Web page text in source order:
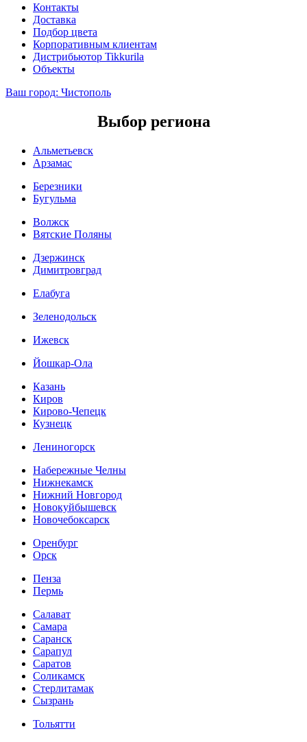
Контакты
Доставка
Подбор цвета
Корпоративным клиентам
Дистрибьютор Tikkurila
Объекты
Ваш город: Чистополь
Выбор региона
Альметьевск
Арзамас
Березники
Бугульма
Волжск
Вятские Поляны
Дзержинск
Димитровград
Елабуга
Зеленодольск
Ижевск
Йошкар-Ола
Казань
Киров
Кирово-Чепецк
Кузнецк
Лениногорск
Набережные Челны
Нижнекамск
Нижний Новгород
Новокуйбышевск
Новочебоксарск
Оренбург
Орск
Пенза
Пермь
Салават
Самара
Саранск
Сарапул
Саратов
Соликамск
Стерлитамак
Сызрань
Тольятти